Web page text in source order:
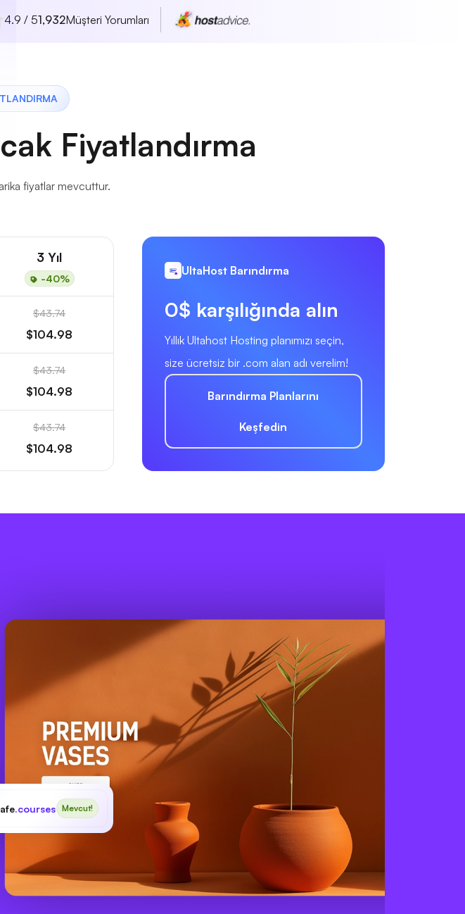
4.9 / 51,932Müşteri Yorumları
Fiyatlandırma
fiyatlar mevcuttur.
3 Yıl
-40%
$43.74
$104.98
$43.74
$104.98
$43.74
$104.98
UltaHost Barındırma
0$ karşılığında alın
Yıllık Ultahost Hosting planımızı seçin,
size ücretsiz bir .com alan adı verelim!
Barındırma Planlarını
Keşfedin
.courses Mevcut!